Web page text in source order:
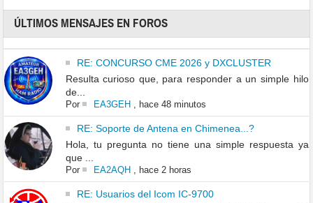
ÚLTIMOS MENSAJES EN FOROS
RE: CONCURSO CME 2026 y DXCLUSTER
Resulta curioso que, para responder a un simple hilo
de...
Por EA3GEH, hace 48 minutos
RE: Soporte de Antena en Chimenea...?
Hola, tu pregunta no tiene una simple respuesta ya
que ...
Por EA2AQH, hace 2 horas
RE: Usuarios del Icom IC-9700